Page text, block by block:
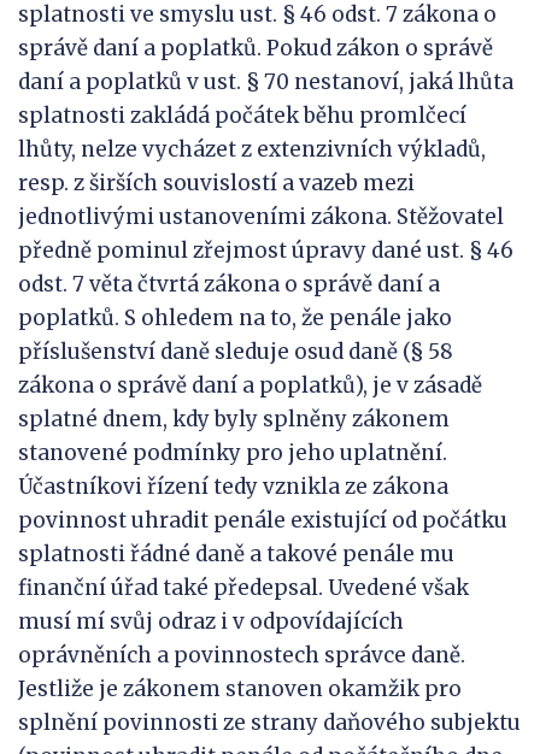
splatnosti ve smyslu ust. § 46 odst. 7 zákona o
správě daní a poplatků. Pokud zákon o správě
daní a poplatků v ust. § 70 nestanoví, jaká lhůta
splatnosti zakládá počátek běhu promlčecí
lhůty, nelze vycházet z extenzivních výkladů,
resp. z širších souvislostí a vazeb mezi
jednotlivými ustanoveními zákona. Stěžovatel
předně pominul zřejmost úpravy dané ust. § 46
odst. 7 věta čtvrtá zákona o správě daní a
poplatků. S ohledem na to, že penále jako
příslušenství daně sleduje osud daně (§ 58
zákona o správě daní a poplatků), je v zásadě
splatné dnem, kdy byly splněny zákonem
stanovené podmínky pro jeho uplatnění.
Účastníkovi řízení tedy vznikla ze zákona
povinnost uhradit penále existující od počátku
splatnosti řádné daně a takové penále mu
finanční úřad také předepsal. Uvedené však
musí mí svůj odraz i v odpovídajících
oprávněních a povinnostech správce daně.
Jestliže je zákonem stanoven okamžik pro
splnění povinnosti ze strany daňového subjektu